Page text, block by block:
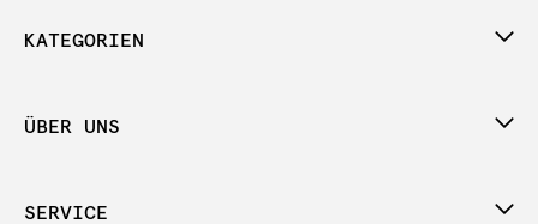
KATEGORIEN
ÜBER UNS
SERVICE